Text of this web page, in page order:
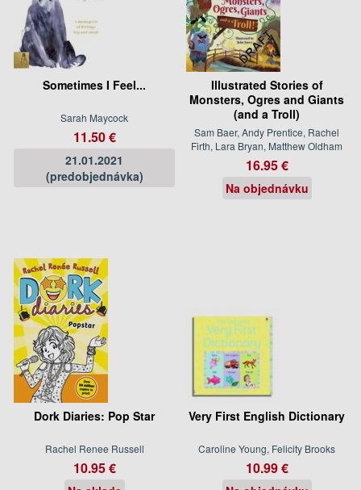
Sometimes I Feel...
Sarah Maycock
11.50 €
21.01.2021
(predobjednávka)
Illustrated Stories of
Monsters, Ogres and Giants
(and a Troll)
Sam Baer, Andy Prentice, Rachel
Firth, Lara Bryan, Matthew Oldham
16.95 €
Na objednávku
Dork Diaries: Pop Star
Rachel Renee Russell
10.95 €
Very First English Dictionary
Caroline Young, Felicity Brooks
10.99 €